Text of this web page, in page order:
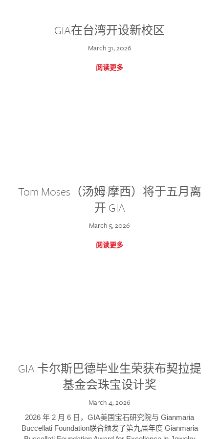
GIA在台湾开设新校区
March 31, 2026
阅读更多
Tom Moses（汤姆·摩西）将于五月离
开 GIA
March 5, 2026
阅读更多
GIA 卡尔斯巴德毕业生荣获布契拉提
基金会珠宝设计奖
March 4, 2026
2026 年 2 月 6 日，GIA美国宝石研究院与 Gianmaria
Buccellati Foundation联合颁发了第九届年度 Gianmaria